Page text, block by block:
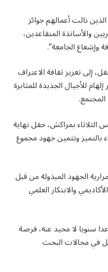
نالت أعمالهم جوائز
والأساتذة المتقاعدين،
وإشعاع الجامعة”.
إلى تعزيز ثقافة الاعتراف
للأجيال الجديدة للمثابرة
بمراكش، حفل نهاية
بالتميز وتثمين جهود مجموع
الجهود المبذولة من قبل
والابتكار العلمي
سنويا لا محيد عنه، فرصة
في مجالات البحث